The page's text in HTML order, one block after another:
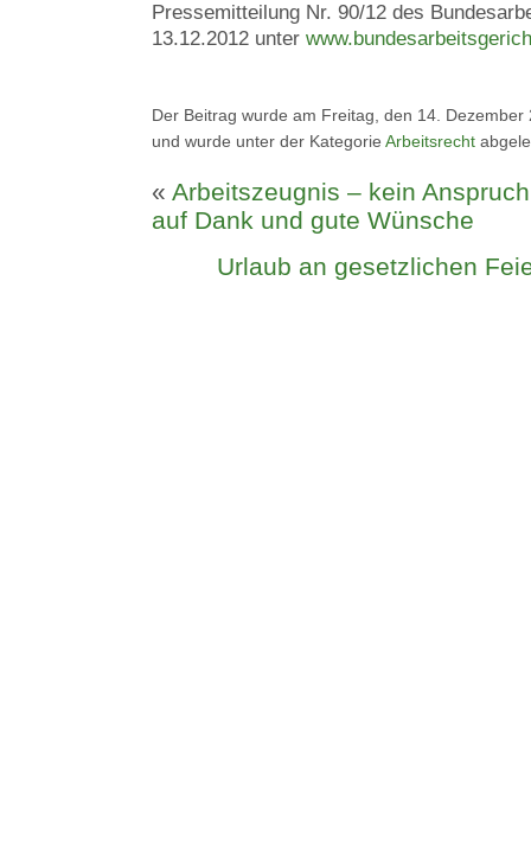
Pressemitteilung Nr. 90/12 des
13.12.2012 unter
Der Beitrag wurde am Freitag, den 14.
und wurde unter der Kategorie Arbeitsrecht
« Arbeitszeugnis – kein
auf Dank und gute Wünsche
Urlaub an gesetzlichen